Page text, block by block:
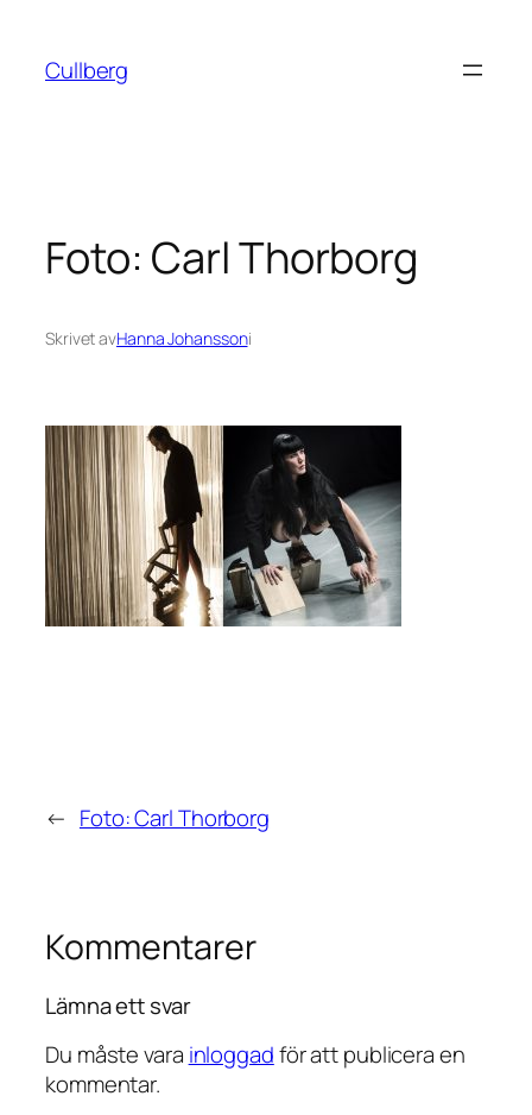
innehåll
Cullberg
Foto: Carl Thorborg
Skrivet avHanna Johanssoni
← Foto: Carl Thorborg
Kommentarer
Lämna ett svar
Du måste vara inloggadför att publicera en
kommentar.